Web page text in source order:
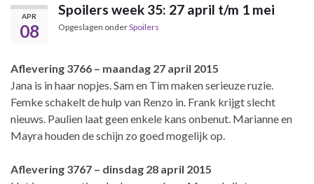
APR
08
Spoilers week 35: 27 april t/m 1 mei
Opgeslagen onderSpoilers
Aflevering 3766 – maandag 27 april 2015
Jana is in haar nopjes. Sam en Tim maken serieuze ruzie.
Femke schakelt de hulp van Renzo in. Frank krijgt slecht
nieuws. Paulien laat geen enkele kans onbenut. Marianne en
Mayra houden de schijn zo goed mogelijk op.
Aflevering 3767 – dinsdag 28 april 2015